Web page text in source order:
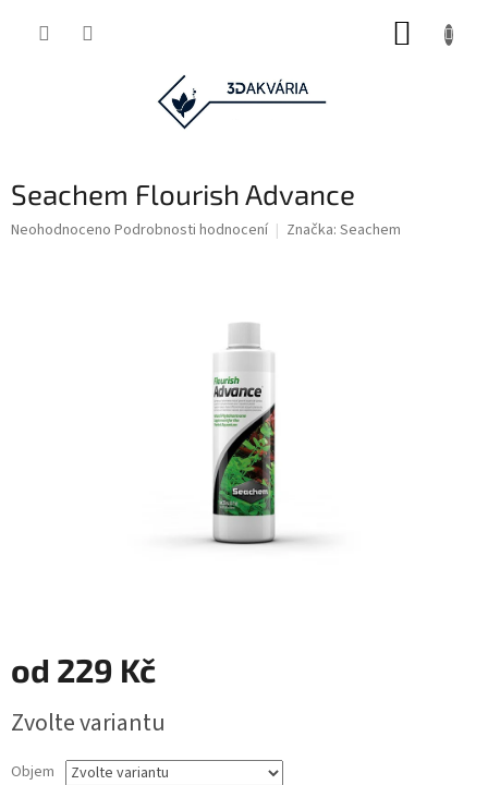
Seachem Flourish Advance
Průměrné
Neohodnoceno Podrobnosti hodnocení Značka: Seachem
od 229 Kč
cena:
Zvolte variantu
Objem